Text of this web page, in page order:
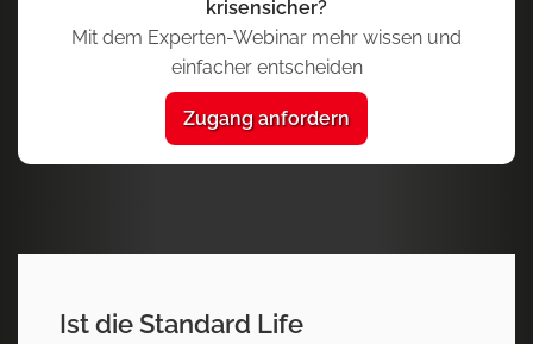
krisensicher?
Mit dem Experten-Webinar mehr wissen und
einfacher entscheiden
Zugang anfordern
Ist die Standard Life